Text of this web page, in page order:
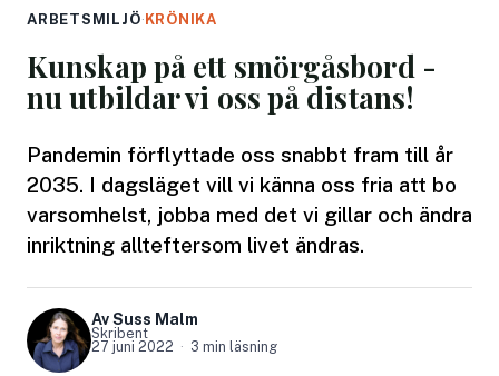
ARBETSMILJÖ· KRÖNIKA
Kunskap på ett smörgåsbord -
nu utbildar vi oss på distans!
Pandemin förflyttade oss snabbt fram till år
2035. I dagsläget vill vi känna oss fria att bo
varsomhelst, jobba med det vi gillar och ändra
inriktning allteftersom livet ändras.
Av Suss Malm
Skribent
27 juni 2022
3 min läsning